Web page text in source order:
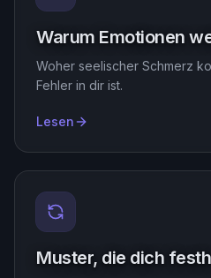
Warum Emotionen
Woher seelischer Schmerz
Fehler in dir ist.
Lesen
Muster, die dich